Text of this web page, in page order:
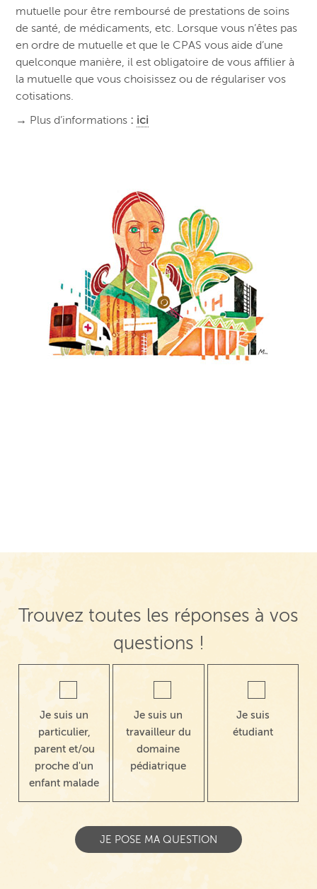
mutuelle pour être remboursé de prestations de soins
de santé, de médicaments, etc. Lorsque vous n’êtes pas
en ordre de mutuelle et que le CPAS vous aide d’une
quelconque manière, il est obligatoire de vous affilier à
la mutuelle que vous choisissez ou de régulariser vos
cotisations.
→ Plus d’informations : ici
Trouvez toutes les réponses à vos
questions !
Je suis un
particulier,
parent et/ou
proche d'un
enfant malade
Je suis un
travailleur du
domaine
pédiatrique
Je suis
étudiant